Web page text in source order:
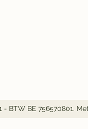
BTW BE 756570801.